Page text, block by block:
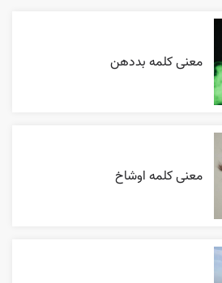
معنی کلمه بددهن
معنی کلمه اوشاخ